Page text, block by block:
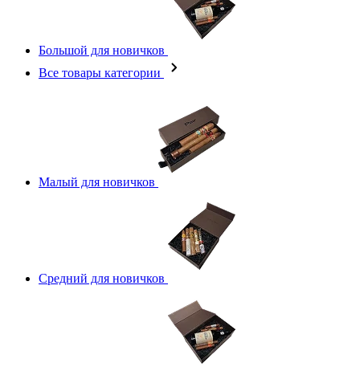
Большой для новичков
Все товары категории
Малый для новичков
Средний для новичков